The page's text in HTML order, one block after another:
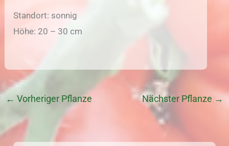
Standort: sonnig
Höhe: 20 – 30 cm
← Vorheriger Pflanze Nächster Pflanze →